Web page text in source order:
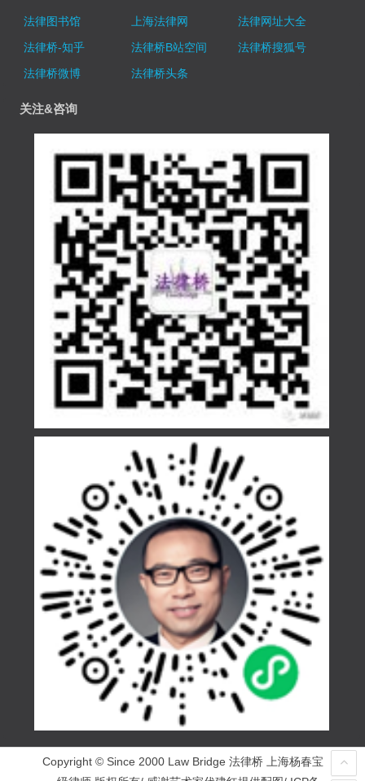
法律图书馆 上海法律网
法律网址大全
法律桥-知乎
法律桥B站空间
法律桥搜狐号
法律桥微博
法律桥头条
关注&咨询
Copyright © Since 2000 Law Bridge 法律桥 上海杨春宝